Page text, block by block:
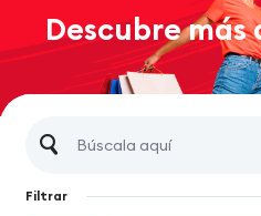
Descubre más
Filtrar